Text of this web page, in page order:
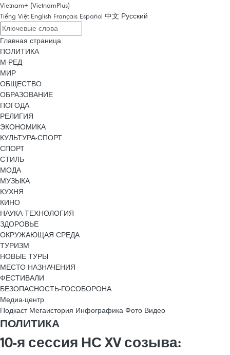
Vietnam+ (VietnamPlus)
Tiếng Việt English Français Español 中文 Русский
Главная страница
ПОЛИТИКА
М-РЕД
МИР
ОБЩЕСТВО
ОБРАЗОВАНИЕ
ПОГОДА
РЕЛИГИЯ
ЭКОНОМИКА
КУЛЬТУРА-СПОРТ
СПОРТ
СТИЛЬ
МОДА
МУЗЫКА
КУХНЯ
КИНО
НАУКА-ТЕХНОЛОГИЯ
ЗДОРОВЬЕ
ОКРУЖАЮЩАЯ СРЕДА
ТУРИЗМ
НОВЫЕ ТУРЫ
МЕСТО НАЗНАЧЕНИЯ
ФЕСТИВАЛИ
БЕЗОПАСНОСТЬ-ГОСОБОРОНА
Медиа-центр
Подкаст Мегаистория Инфографика Фото Видео
ПОЛИТИКА
10-я сессия НС XV созыва: